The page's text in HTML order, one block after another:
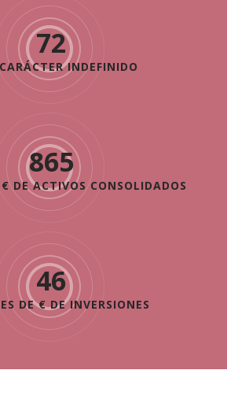
72
INDEFINIDO
865
DE ACTIVOS CONSOLIDADOS
46
DE € DE INVERSIONES